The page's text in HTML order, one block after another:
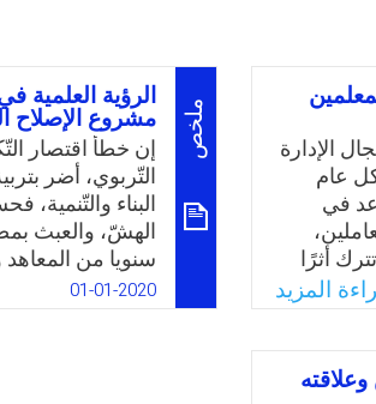
الإدارة
عام
في
أثرًا
ويخفف
عليه
قبل
المزيد
ملخص
الرؤية العلمية
مشروع الإصلاح
إن خطأ اقتصار
التّربوي، أضر
البناء
الهشّ، والعبث
سنويا من المعاهد
بالميدان دون
عشوائية
01-01-2020